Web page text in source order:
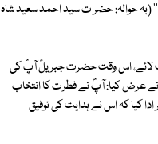
(بہ حوالہ: حضر ت سید احمد سعید شاہ
لائے، اس وقت حضرت جبریلؑ آپؐ کی
نے عرض کیا: آپؐ نے فطرت کا انتخاب
کیا کہ اس نے ہدایت کی توفیق